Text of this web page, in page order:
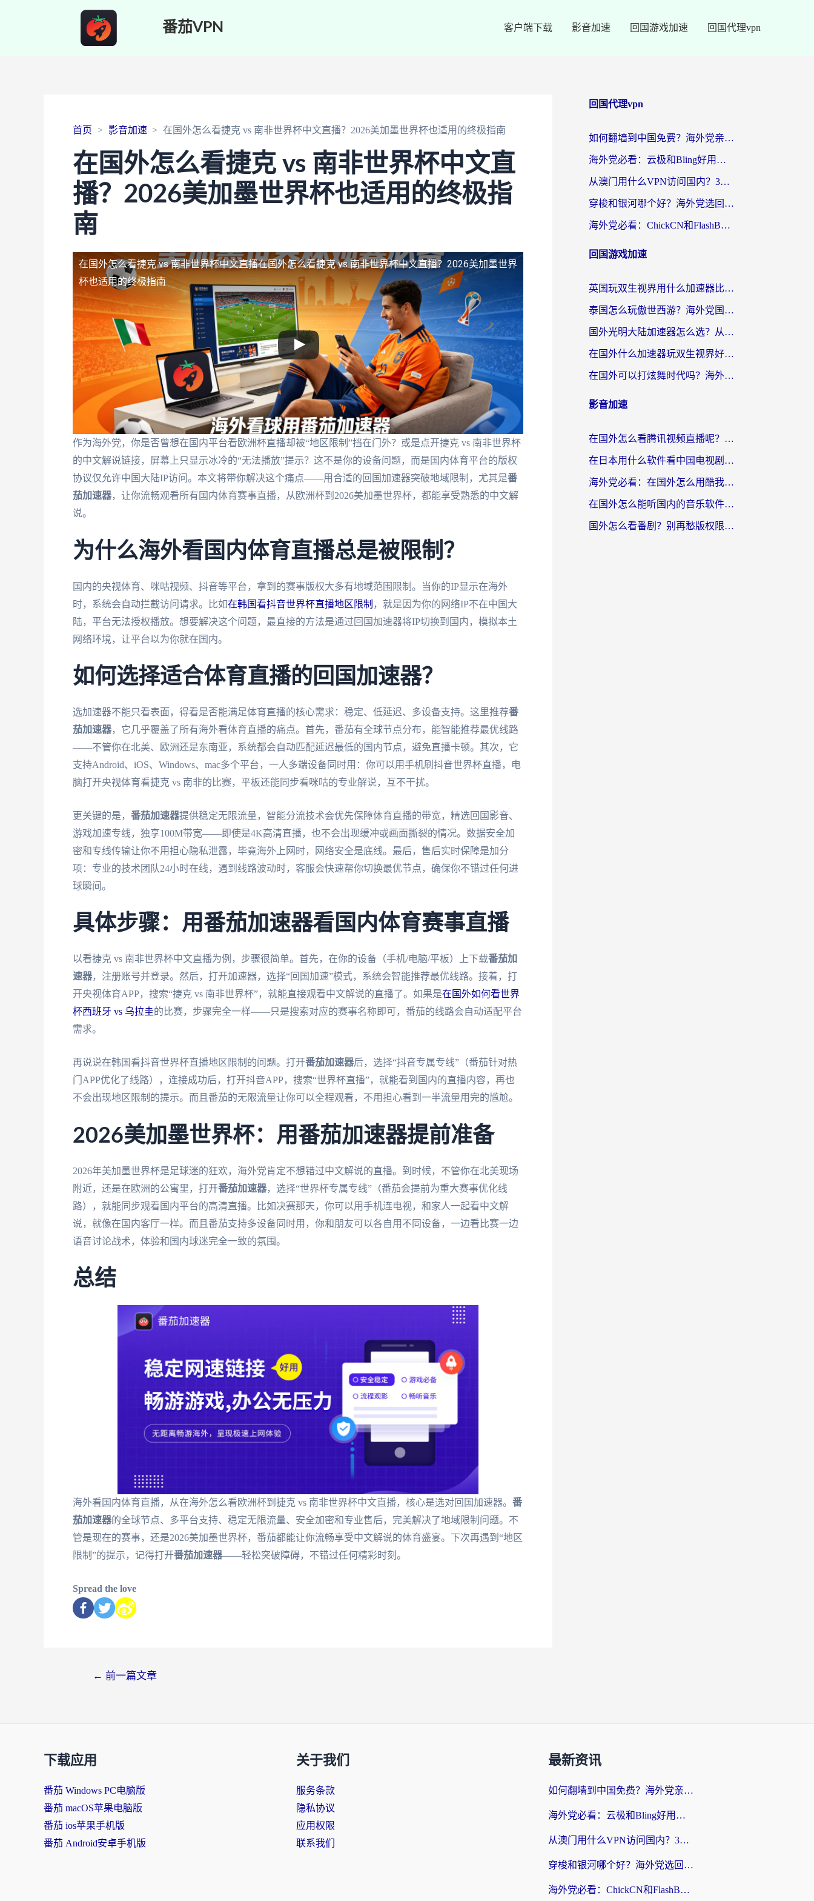
番茄VPN 客户端下载 影音加速 回国游戏加速 回国代理vpn
首页 影音加速 在国外怎么看捷克 vs 南非世界杯中文直播？2026美加墨世界杯也适用的终极指南
在国外怎么看捷克 vs 南非世界杯中文直
播？2026美加墨世界杯也适用的终极指
南
在国外怎么看捷克 vs 南非世界杯中文直播在国外怎么看捷克 vs 南非世界杯中文直播？2026美加墨世界
杯也适用的终极指南
作为海外党，你是否曾想在国内平台看欧洲杯直播却被“地区限制”挡在门外？或是点开捷克 vs 南非世界杯
的中文解说链接，屏幕上只显示冰冷的“无法播放”提示？这不是你的设备问题，而是国内体育平台的版权
协议仅允许中国大陆IP访问。本文将带你解决这个痛点——用合适的回国加速器突破地域限制，尤其是番
茄加速器，让你流畅观看所有国内体育赛事直播，从欧洲杯到2026美加墨世界杯，都能享受熟悉的中文解
说。
为什么海外看国内体育直播总是被限制？
国内的央视体育、咪咕视频、抖音等平台，拿到的赛事版权大多有地域范围限制。当你的IP显示在海外
时，系统会自动拦截访问请求。比如在韩国看抖音世界杯直播地区限制 ，就是因为你的网络IP不在中国大
陆，平台无法授权播放。想要解决这个问题，最直接的方法是通过回国加速器将IP切换到国内，模拟本土
网络环境，让平台以为你就在国内。
如何选择适合体育直播的回国加速器？
选加速器不能只看表面，得看是否能满足体育直播的核心需求：稳定、低延迟、多设备支持。这里推荐番
茄加速器，它几乎覆盖了所有海外看体育直播的痛点。首先，番茄有全球节点分布，能智能推荐最优线路
——不管你在北美、欧洲还是东南亚，系统都会自动匹配延迟最低的国内节点，避免直播卡顿。其次，它
支持Android、iOS、Windows、mac多个平台，一人多端设备同时用：你可以用手机刷抖音世界杯直播，电
脑打开央视体育看捷克 vs 南非的比赛，平板还能同步看咪咕的专业解说，互不干扰。
更关键的是， 番茄加速器提供稳定无限流量，智能分流技术会优先保障体育直播的带宽，精选回国影音、
游戏加速专线，独享100M带宽——即使是4K高清直播，也不会出现缓冲或画面撕裂的情况。数据安全加
密和专线传输让你不用担心隐私泄露，毕竟海外上网时，网络安全是底线。最后，售后实时保障是加分
项：专业的技术团队24小时在线，遇到线路波动时，客服会快速帮你切换最优节点，确保你不错过任何进
球瞬间。
具体步骤：用番茄加速器看国内体育赛事直播
以看捷克 vs 南非世界杯中文直播为例，步骤很简单。首先，在你的设备（手机/电脑/平板）上下载番茄加
速器，注册账号并登录。然后，打开加速器，选择“回国加速”模式，系统会智能推荐最优线路。接着，打
开央视体育APP，搜索“捷克 vs 南非世界杯”，就能直接观看中文解说的直播了。如果是在国外如何看世界
杯西班牙 vs 乌拉圭的比赛，步骤完全一样——只是搜索对应的赛事名称即可，番茄的线路会自动适配平台
需求。
再说说在韩国看抖音世界杯直播地区限制的问题。打开番茄加速器后，选择“抖音专属专线”（番茄针对热
门APP优化了线路），连接成功后，打开抖音APP，搜索“世界杯直播”，就能看到国内的直播内容，再也
不会出现地区限制的提示。而且番茄的无限流量让你可以全程观看，不用担心看到一半流量用完的尴尬。
2026美加墨世界杯：用番茄加速器提前准备
2026年美加墨世界杯是足球迷的狂欢，海外党肯定不想错过中文解说的直播。到时候，不管你在北美现场
附近，还是在欧洲的公寓里，打开番茄加速器，选择“世界杯专属专线”（番茄会提前为重大赛事优化线
路），就能同步观看国内平台的高清直播。比如决赛那天，你可以用手机连电视，和家人一起看中文解
说，就像在国内客厅一样。而且番茄支持多设备同时用，你和朋友可以各自用不同设备，一边看比赛一边
语音讨论战术，体验和国内球迷完全一致的氛围。
总结
海外看国内体育直播，从在海外怎么看欧洲杯到捷克 vs 南非世界杯中文直播，核心是选对回国加速器。 番
茄加速器的全球节点、多平台支持、稳定无限流量、安全加密和专业售后，完美解决了地域限制问题。不
管是现在的赛事，还是2026美加墨世界杯，番茄都能让你流畅享受中文解说的体育盛宴。下次再遇到“地区
限制”的提示，记得打开番茄加速器——轻松突破障碍，不错过任何精彩时刻。
Spread the love
← 前一篇文章
回国代理vpn
如何翻墙到中国免费？海外党亲测：从踩坑到选对加速器的全攻略
海外党必看：云极和Bling好用吗？3分钟教你选对回国加速器
从澳门用什么VPN访问国内？3个实用标准帮你避开坑，无缝刷剧听歌
穿梭和银河哪个好？海外党选回国加速器的避坑指南，附番茄加速器实测体验
海外党必看：ChickCN和FlashBack好用吗？3招教你选对回国加速器（附云极、HomeCN、斧牛vs艾果对比）
回国游戏加速
英国玩双生视界用什么加速器比较好？海外党亲测有效的国服游戏加速方案
泰国怎么玩傲世西游？海外党国服游戏加速终极攻略（附光明大陆量子特攻实测）
国外光明大陆加速器怎么选？从卡顿到丝滑的终极指南（含德国玩走开外星人墨西哥玩俄罗斯方块技巧）
在国外什么加速器玩双生视界好用？海外党亲测不踩坑的终极指南
在国外可以打炫舞时代吗？海外玩家国服游戏加速全攻略（附实测推荐）
影音加速
在国外怎么看腾讯视频直播呢？留学生亲测有效的回国加速指南
在日本用什么软件看中国电视剧呢？留学生亲测有效的回国加速方案
海外党必看：在国外怎么用酷我音乐听音乐？告别“地区不支持”的实用指南
在国外怎么能听国内的音乐软件？别让版权限制断了你的“中文歌单”
国外怎么看番剧？别再愁版权限制！一个工具解决所有回国追剧难题
下载应用
番茄 Windows PC电脑版
番茄 macOS苹果电脑版
番茄 ios苹果手机版
番茄 Android安卓手机版
关于我们
服务条款
隐私协议
应用权限
联系我们
最新资讯
如何翻墙到中国免费？海外党亲测：从踩坑到选对加速器的全攻略
海外党必看：云极和Bling好用吗？3分钟教你选对回国加速器
从澳门用什么VPN访问国内？3个实用标准帮你避开坑，无缝刷剧听歌
穿梭和银河哪个好？海外党选回国加速器的避坑指南，附番茄加速器实测体验
海外党必看：ChickCN和FlashBack好用吗？3招教你选对回国加速器（附云极、HomeCN、斧牛vs艾果对比）